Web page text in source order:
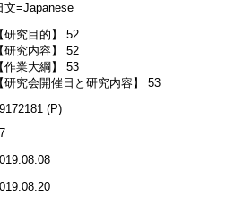
文=Japanese
【研究目的】 52
【研究内容】 52
【作業大綱】 53
【研究会開催日と研究内容】 53
(P)